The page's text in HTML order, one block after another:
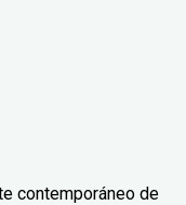
contemporáneo de